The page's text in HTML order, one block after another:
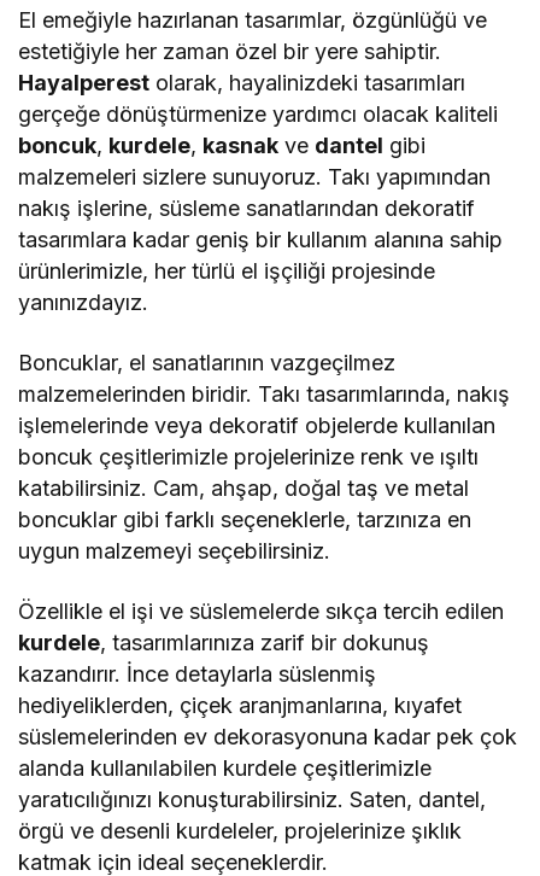
El emeğiyle hazırlanan tasarımlar, özgünlüğü ve
estetiğiyle her zaman özel bir yere sahiptir.
Hayalperest olarak, hayalinizdeki tasarımları
gerçeğe dönüştürmenize yardımcı olacak kaliteli
boncuk, kurdele, kasnak ve dantel gibi
malzemeleri sizlere sunuyoruz. Takı yapımından
nakış işlerine, süsleme sanatlarından dekoratif
tasarımlara kadar geniş bir kullanım alanına sahip
ürünlerimizle, her türlü el işçiliği projesinde
yanınızdayız.
Boncuklar, el sanatlarının vazgeçilmez
malzemelerinden biridir. Takı tasarımlarında, nakış
işlemelerinde veya dekoratif objelerde kullanılan
boncuk çeşitlerimizle projelerinize renk ve ışıltı
katabilirsiniz. Cam, ahşap, doğal taş ve metal
boncuklar gibi farklı seçeneklerle, tarzınıza en
uygun malzemeyi seçebilirsiniz.
Özellikle el işi ve süslemelerde sıkça tercih edilen
kurdele, tasarımlarınıza zarif bir dokunuş
kazandırır. İnce detaylarla süslenmiş
hediyeliklerden, çiçek aranjmanlarına, kıyafet
süslemelerinden ev dekorasyonuna kadar pek çok
alanda kullanılabilen kurdele çeşitlerimizle
yaratıcılığınızı konuşturabilirsiniz. Saten, dantel,
örgü ve desenli kurdeleler, projelerinize şıklık
katmak için ideal seçeneklerdir.